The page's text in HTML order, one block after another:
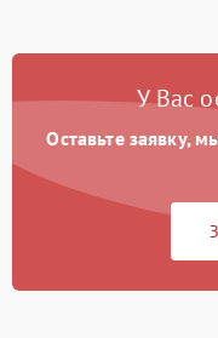
Неисправность системы
Поломка системы GPS
Повреждение системы
защиты от перегрузок
автоматического
У Вас
Оставьте заявку,